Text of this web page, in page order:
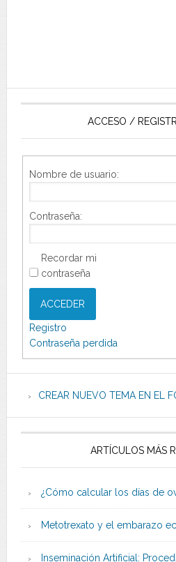
ACCESO /
Nombre de usuario:
Contraseña:
Recordar mi
contraseña
ACCEDER
Registro
Contraseña perdida
CREAR NUEVO TEMA EN EL
ARTÍCULOS MÁS
¿Cómo calcular los días de
Metotrexato y el embarazo
Inseminación Artificial: